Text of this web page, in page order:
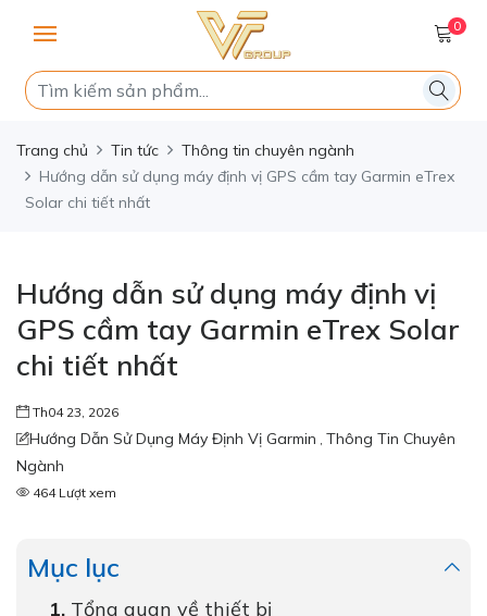
0
Trang chủ Tin tức
Thông tin chuyên ngành
Hướng dẫn sử dụng máy định vị GPS cầm tay Garmin eTrex
Solar chi tiết nhất
Hướng dẫn sử dụng máy định vị
GPS cầm tay Garmin eTrex Solar
chi tiết nhất
Th04 23, 2026
Hướng Dẫn Sử Dụng Máy Định Vị Garmin , Thông Tin Chuyên
Ngành
464 Lượt xem
Mục lục
Tổng quan về thiết bị